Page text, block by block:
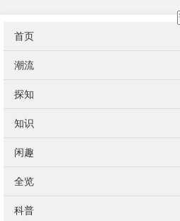
首页
潮流
探知
知识
闲趣
全览
科普